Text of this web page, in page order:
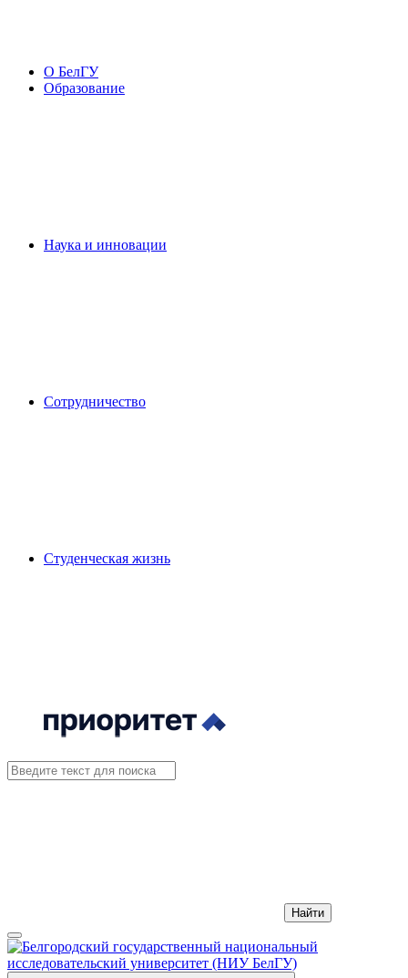
О БелГУ
Образование
Наука и инновации
Сотрудничество
Студенческая жизнь
Найти